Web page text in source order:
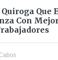
Que
Con